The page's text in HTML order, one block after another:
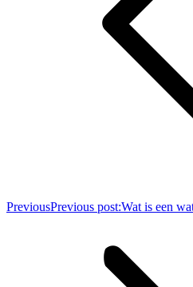
PreviousPrevious post:Wat is een